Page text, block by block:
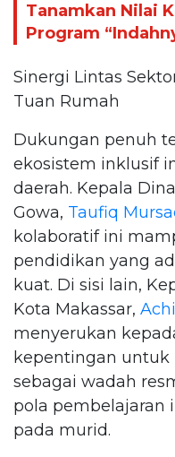
Tanamkan Nilai
Program
Sinergi Lintas
Tuan Rumah
Dukungan penuh
ekosistem inklusif
daerah. Kepala
Gowa, Taufiq
kolaboratif ini
pendidikan yang
kuat. Di sisi lain,
Kota Makassar,
menyerukan
kepentingan
sebagai wadah
pola pembelajaran
pada murid.